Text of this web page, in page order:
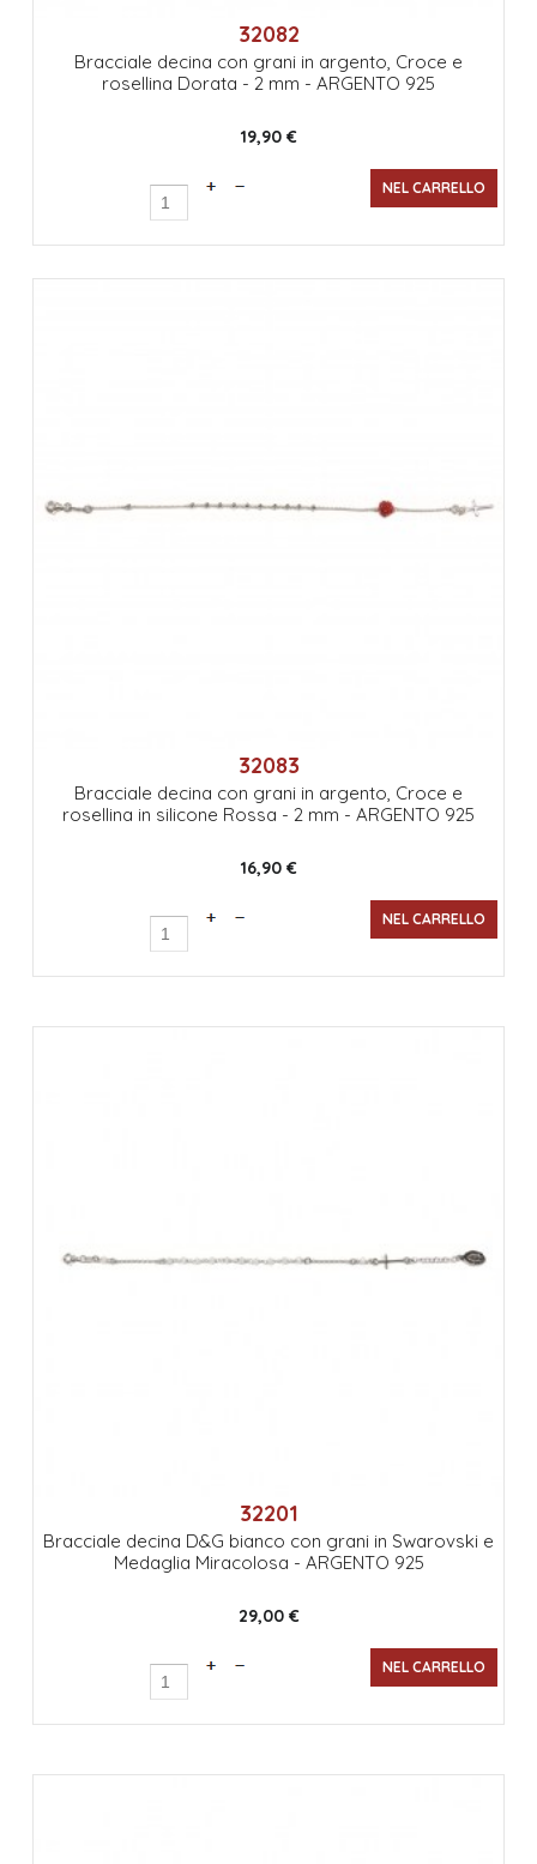
32082
Bracciale decina con grani in argento, Croce e
rosellina Dorata - 2 mm - ARGENTO 925
19,90 €
32083
Bracciale decina con grani in argento, Croce e
rosellina in silicone Rossa - 2 mm - ARGENTO 925
16,90 €
32201
Bracciale decina D&G bianco con grani in Swarovski e
Medaglia Miracolosa - ARGENTO 925
29,00 €